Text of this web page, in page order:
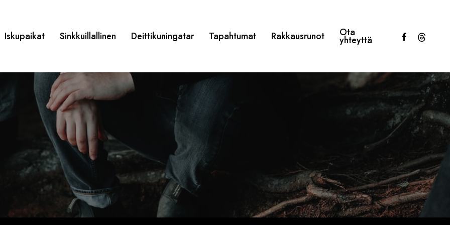
Iskupaikat Sinkkuillallinen Deittikuningatar Tapahtumat Rakkausrunot Ota
yhteyttä facebookthreads